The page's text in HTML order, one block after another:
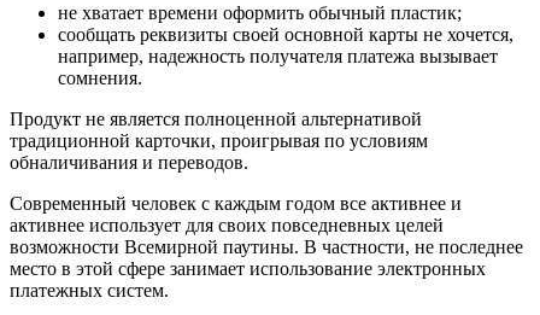
не хватает времени оформить обычный пластик;
сообщать реквизиты своей основной карты не хочется,
например, надежность получателя платежа вызывает
сомнения.
Продукт не является полноценной альтернативой
традиционной карточки, проигрывая по условиям
обналичивания и переводов.
Современный человек с каждым годом все активнее и
активнее использует для своих повседневных целей
возможности Всемирной паутины. В частности, не последнее
место в этой сфере занимает использование электронных
платежных систем.